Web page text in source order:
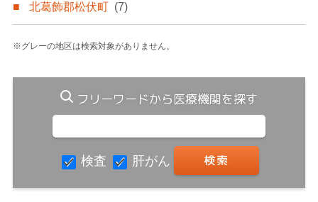
北葛飾郡松伏町 (7)
※グレーの地区は検索対象がありません。
フリーワードから医療機関を探す
検査 肝がん